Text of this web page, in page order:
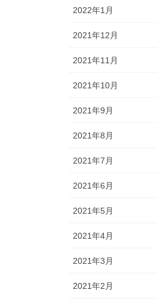
2022年1月
2021年12月
2021年11月
2021年10月
2021年9月
2021年8月
2021年7月
2021年6月
2021年5月
2021年4月
2021年3月
2021年2月